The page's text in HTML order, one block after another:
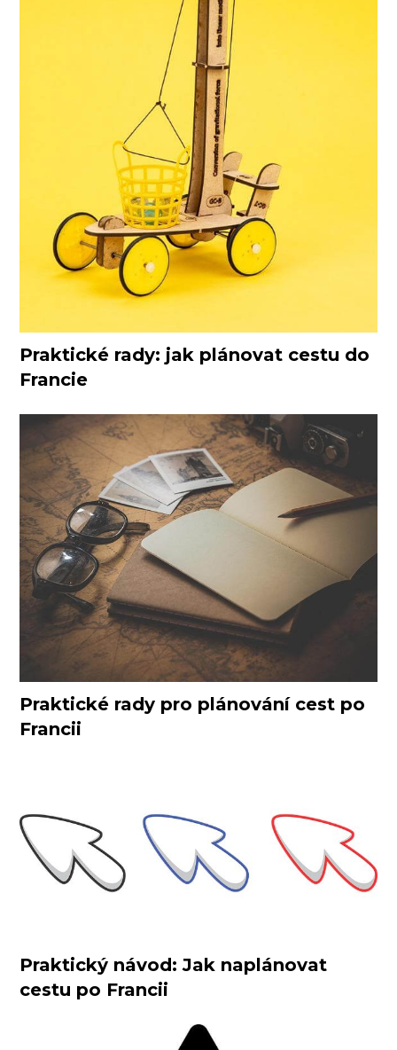
Praktické rady: jak plánovat cestu do
Francie
Praktické rady pro plánování cest po
Francii
Praktický návod: Jak naplánovat
cestu po Francii